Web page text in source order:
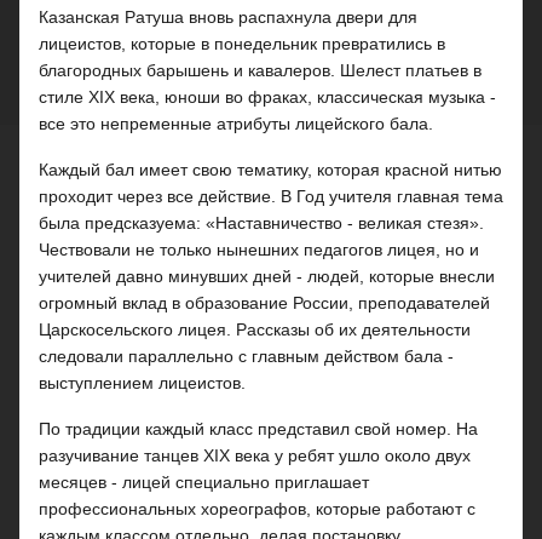
Казанская Ратуша вновь распахнула двери для
лицеистов, которые в понедельник превратились в
благородных барышень и кавалеров. Шелест платьев в
стиле XIX века, юноши во фраках, классическая музыка -
все это непременные атрибуты лицейского бала.
Каждый бал имеет свою тематику, которая красной нитью
проходит через все действие. В Год учителя главная тема
была предсказуема: «Наставничество - великая стезя».
Чествовали не только нынешних педагогов лицея, но и
учителей давно минувших дней - людей, которые внесли
огромный вклад в образование России, преподавателей
Царскосельского лицея. Рассказы об их деятельности
следовали параллельно с главным действом бала -
выступлением лицеистов.
По традиции каждый класс представил свой номер. На
разучивание танцев XIX века у ребят ушло около двух
месяцев - лицей специально приглашает
профессиональных хореографов, которые работают с